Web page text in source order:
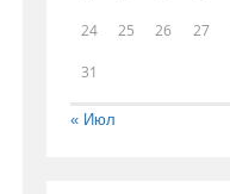
24 25 26 27
31
« Июл